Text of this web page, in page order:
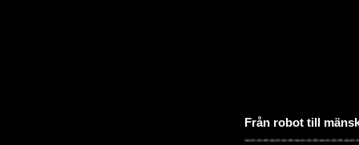
Från robot till